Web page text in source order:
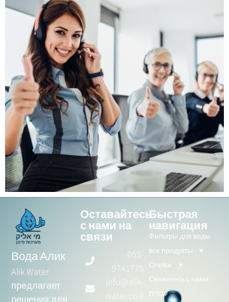
Вода Алик
Alik Water
предлагает
решения для
Быстрая
навигация
Фильтры для воды
все продукты
Статьи
Свяжитесь с нами
עברית
Оставайтесь
с нами на
связи
053-
9741775
info@alik-
water.co.il